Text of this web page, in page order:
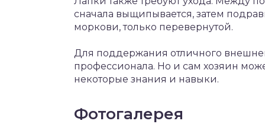
сначала выщипывается, затем
моркови, только перевернутой.
Для поддержания отличного
профессионала. Но и сам хозяин
некоторые знания и навыки.
Фотогалерея